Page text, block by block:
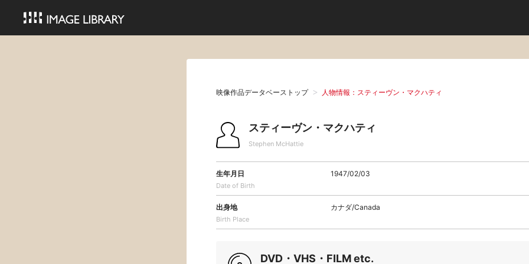
映像作品データベーストップ 人物情報：スティーヴン・マクハティ
スティーヴン・マクハティ
Stephen McHattie
生年月日
Date of Birth
1947/02/03
出身地
Birth Place
カナダ/Canada
DVD・VHS・FILM etc.